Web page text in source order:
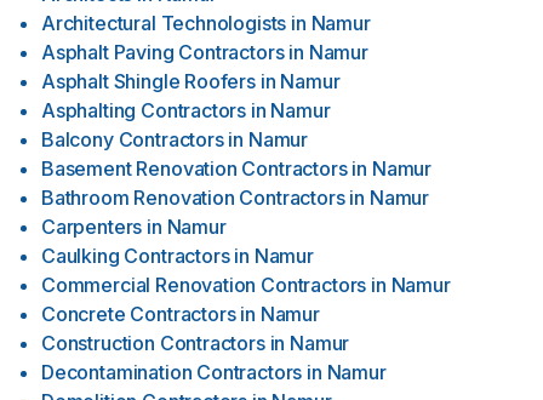
Architectural Technologists in Namur
Asphalt Paving Contractors in Namur
Asphalt Shingle Roofers in Namur
Asphalting Contractors in Namur
Balcony Contractors in Namur
Basement Renovation Contractors in Namur
Bathroom Renovation Contractors in Namur
Carpenters in Namur
Caulking Contractors in Namur
Commercial Renovation Contractors in Namur
Concrete Contractors in Namur
Construction Contractors in Namur
Decontamination Contractors in Namur